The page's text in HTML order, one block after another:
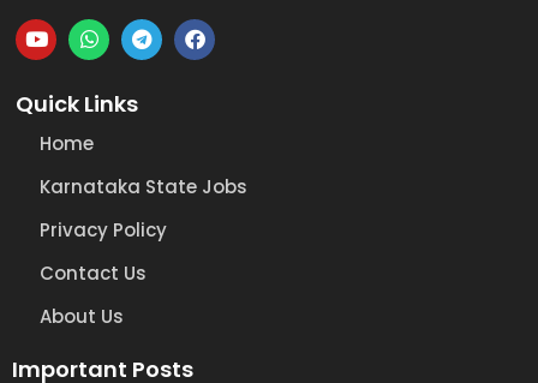
Quick Links
Home
Karnataka State Jobs
Privacy Policy
Contact Us
About Us
Important Posts